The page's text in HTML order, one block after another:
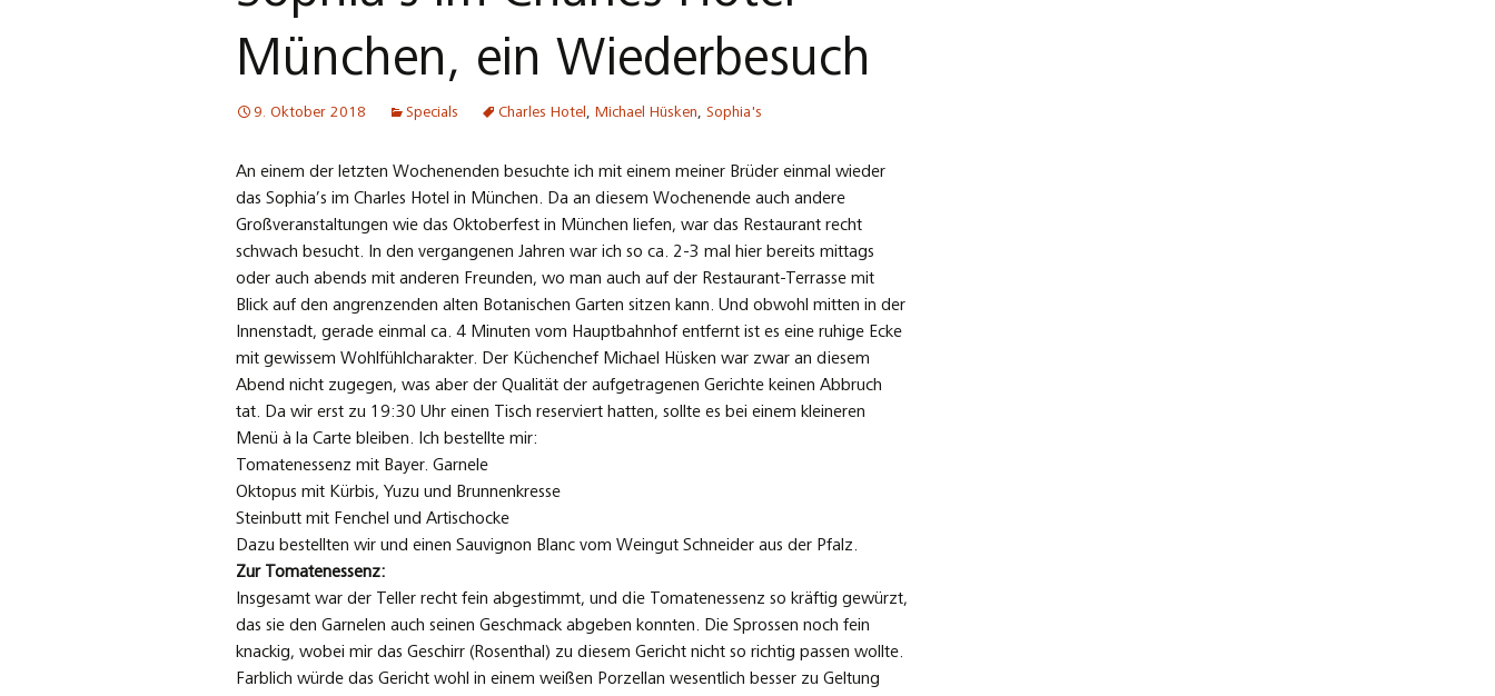
München, ein Wiederbesuch
9. Oktober 2018 Specials Charles Hotel, Michael Hüsken, Sophia's
An einem der letzten Wochenenden besuchte ich mit einem meiner Brüder einmal wieder
das Sophia’s im Charles Hotel in München. Da an diesem Wochenende auch andere
Großveranstaltungen wie das Oktoberfest in München liefen, war das Restaurant recht
schwach besucht. In den vergangenen Jahren war ich so ca. 2-3 mal hier bereits mittags
oder auch abends mit anderen Freunden, wo man auch auf der Restaurant-Terrasse mit
Blick auf den angrenzenden alten Botanischen Garten sitzen kann. Und obwohl mitten in der
Innenstadt, gerade einmal ca. 4 Minuten vom Hauptbahnhof entfernt ist es eine ruhige Ecke
mit gewissem Wohlfühlcharakter. Der Küchenchef Michael Hüsken war zwar an diesem
Abend nicht zugegen, was aber der Qualität der aufgetragenen Gerichte keinen Abbruch
tat. Da wir erst zu 19:30 Uhr einen Tisch reserviert hatten, sollte es bei einem kleineren
Menü à la Carte bleiben. Ich bestellte mir:
Tomatenessenz mit Bayer. Garnele
Oktopus mit Kürbis, Yuzu und Brunnenkresse
Steinbutt mit Fenchel und Artischocke
Dazu bestellten wir und einen Sauvignon Blanc vom Weingut Schneider aus der Pfalz.
Zur Tomatenessenz:
Insgesamt war der Teller recht fein abgestimmt, und die Tomatenessenz so kräftig gewürzt,
das sie den Garnelen auch seinen Geschmack abgeben konnten. Die Sprossen noch fein
knackig, wobei mir das Geschirr (Rosenthal) zu diesem Gericht nicht so richtig passen wollte.
Farblich würde das Gericht wohl in einem weißen Porzellan wesentlich besser zu Geltung